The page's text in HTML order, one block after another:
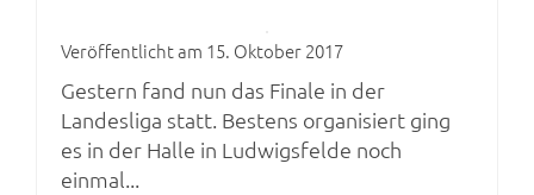
Veröffentlicht am 15. Oktober 2017
Gestern fand nun das Finale in der
Landesliga statt. Bestens organisiert ging
es in der Halle in Ludwigsfelde noch
einmal...